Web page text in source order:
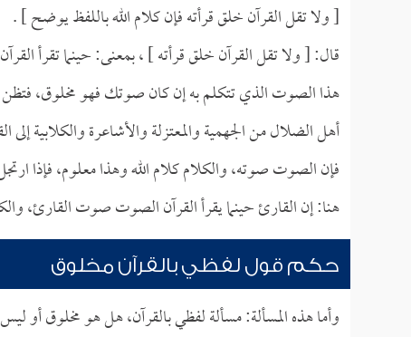
[ ولا تقل القرآن خلق قرأته فإن كلام الله باللفظ يوضح ] .
قال: [ ولا تقل القرآن خلق قرأته ] ، بمعنى: حينما تقرأ
هذا الصوت الذي تتكلم به إن كان صوتك فهو مخلوق،
أهل الضلال من الجهمية والمعتزلة والأشاعرة والكلابية
فإن الصوت صوته، والكلام كلام الله وهذا معلوم، فإذا
هنا: إن القارئ حينما يقرأ القرآن الصوت صوت القارئ،
حكم قول لفظي بالقرآن مخلوق
وأما هذه المسألة: مسألة لفظي بالقرآن، هل هو مخلوق أو